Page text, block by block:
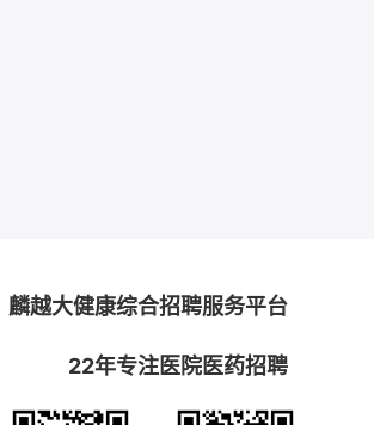
麟越大健康综合招聘服务平台
22年专注医院医药招聘